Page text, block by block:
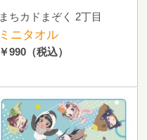
まちカドまぞく 2丁目
ミニタオル
￥990（税込）